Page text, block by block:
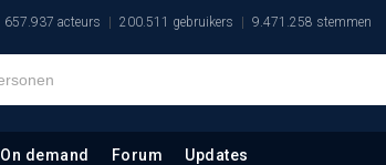
657.937 acteurs 200.511 gebruikers 9.471.258 stemmen
On demand Forum Updates